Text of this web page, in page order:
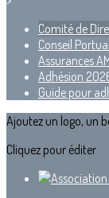
Comité de
Conseil
Assurances
Adhésion
Guide pour
Ajoutez un logo, un
Cliquez pour éditer